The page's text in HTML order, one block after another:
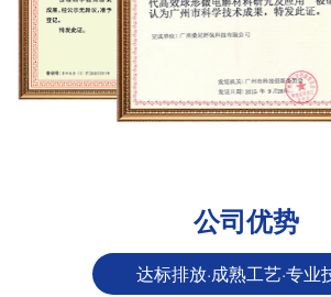
公司优势
达标排放·成熟工艺·专业